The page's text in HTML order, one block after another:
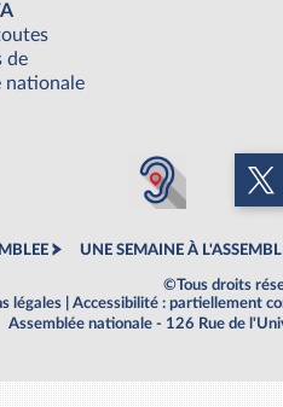
de
nationale
UNE SEMAINE À
©Tous droits
légales
Accessibilité : partiellement
Assemblée nationale - 126 Rue de